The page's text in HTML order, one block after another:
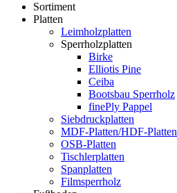
Sortiment
Platten
Leimholzplatten
Sperrholzplatten
Birke
Elliotis Pine
Ceiba
Bootsbau Sperrholz
finePly Pappel
Siebdruckplatten
MDF-Platten/HDF-Platten
OSB-Platten
Tischlerplatten
Spanplatten
Filmsperrholz